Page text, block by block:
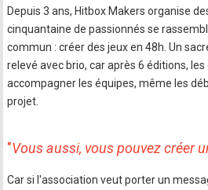
Depuis 3 ans, Hitbox Makers organise
cinquantaine de passionnés se
commun : créer des jeux en 48h. Un
relevé avec brio, car après 6 éditions,
accompagner les équipes, même les
projet.
"Vous aussi, vous pouvez créer
Car si l'association veut porter un